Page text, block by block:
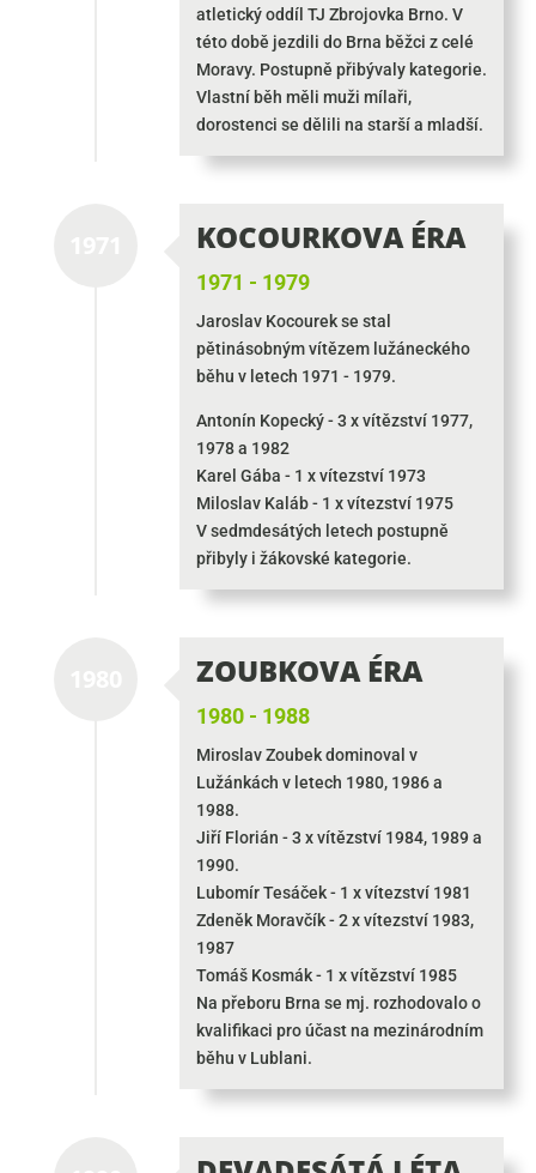
atletický oddíl TJ Zbrojovka Brno. V
této době jezdili do Brna běžci z celé
Moravy. Postupně přibývaly kategorie.
Vlastní běh měli muži mílaři,
dorostenci se dělili na starší a mladší.
KOCOURKOVA ÉRA
1971 - 1979
Jaroslav Kocourek se stal
pětinásobným vítězem lužáneckého
běhu v letech 1971 - 1979.
Antonín Kopecký - 3 x vítězství 1977,
1978 a 1982
Karel Gába - 1 x vítezství 1973
Miloslav Kaláb - 1 x vítezství 1975
V sedmdesátých letech postupně
přibyly i žákovské kategorie.
ZOUBKOVA ÉRA
1980 - 1988
Miroslav Zoubek dominoval v
Lužánkách v letech 1980, 1986 a
1988.
Jiří Florián - 3 x vítězství 1984, 1989 a
1990.
Lubomír Tesáček - 1 x vítezství 1981
Zdeněk Moravčík - 2 x vítezství 1983,
1987
Tomáš Kosmák - 1 x vítězství 1985
Na přeboru Brna se mj. rozhodovalo o
kvalifikaci pro účast na mezinárodním
běhu v Lublani.